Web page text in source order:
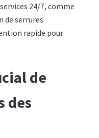
24/7, comme
de serrures
rapide pour
de
des